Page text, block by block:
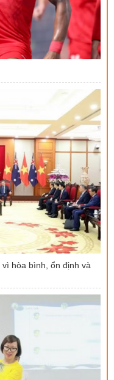
hòa bình, ổn định và